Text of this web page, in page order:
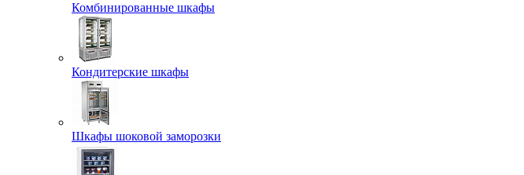
Комбинированные шкафы
Кондитерские шкафы
Шкафы шоковой заморозки